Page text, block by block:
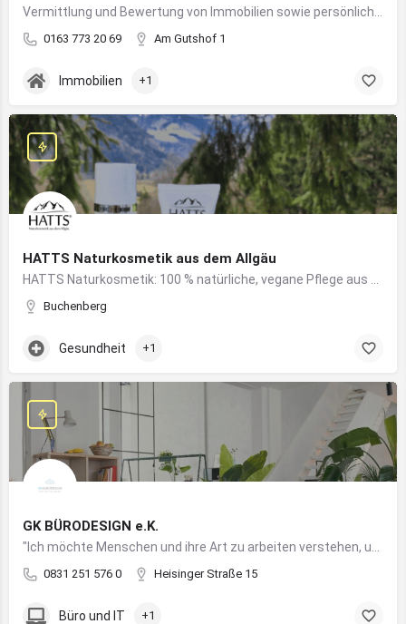
0163 773 20 69 Am Gutshof 1
Immobilien +1
HATTS Naturkosmetik aus dem Allgäu
Buchenberg
Gesundheit +1
GK BÜRODESIGN e.K.
0831 251 576 0 Heisinger Straße 15
Büro und IT +1